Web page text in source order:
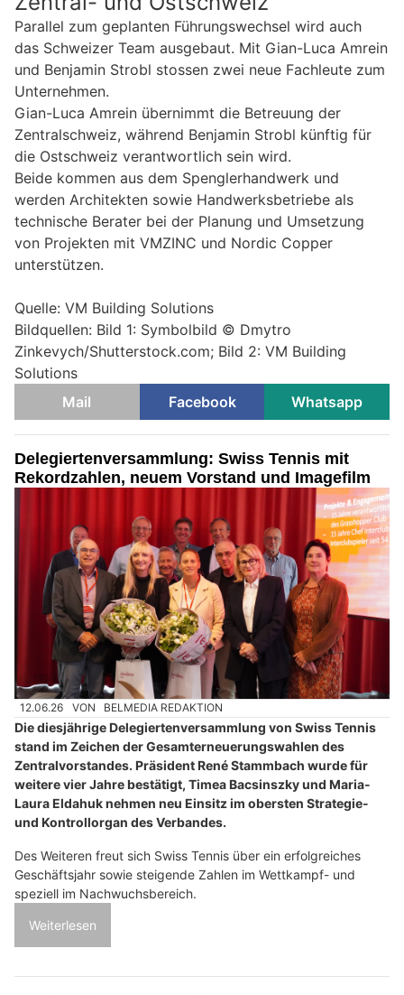
Parallel zum geplanten Führungswechsel wird auch
das Schweizer Team ausgebaut. Mit Gian-Luca Amrein
und Benjamin Strobl stossen zwei neue Fachleute zum
Unternehmen.
Gian-Luca Amrein übernimmt die Betreuung der
Zentralschweiz, während Benjamin Strobl künftig für
die Ostschweiz verantwortlich sein wird.
Beide kommen aus dem Spenglerhandwerk und
werden Architekten sowie Handwerksbetriebe als
technische Berater bei der Planung und Umsetzung
von Projekten mit VMZINC und Nordic Copper
unterstützen.
Quelle: VM Building Solutions
Bildquellen: Bild 1: Symbolbild © Dmytro
Zinkevych/Shutterstock.com; Bild 2: VM Building
Solutions
Mail
Facebook Whatsapp
Delegiertenversammlung: Swiss Tennis mit
Rekordzahlen, neuem Vorstand und Imagefilm
12.06.26 VON BELMEDIA REDAKTION
Die diesjährige Delegiertenversammlung von Swiss Tennis
stand im Zeichen der Gesamterneuerungswahlen des
Zentralvorstandes. Präsident René Stammbach wurde für
weitere vier Jahre bestätigt, Timea Bacsinszky und Maria-
Laura Eldahuk nehmen neu Einsitz im obersten Strategie-
und Kontrollorgan des Verbandes.
Des Weiteren freut sich Swiss Tennis über ein erfolgreiches
Geschäftsjahr sowie steigende Zahlen im Wettkampf- und
speziell im Nachwuchsbereich.
Weiterlesen